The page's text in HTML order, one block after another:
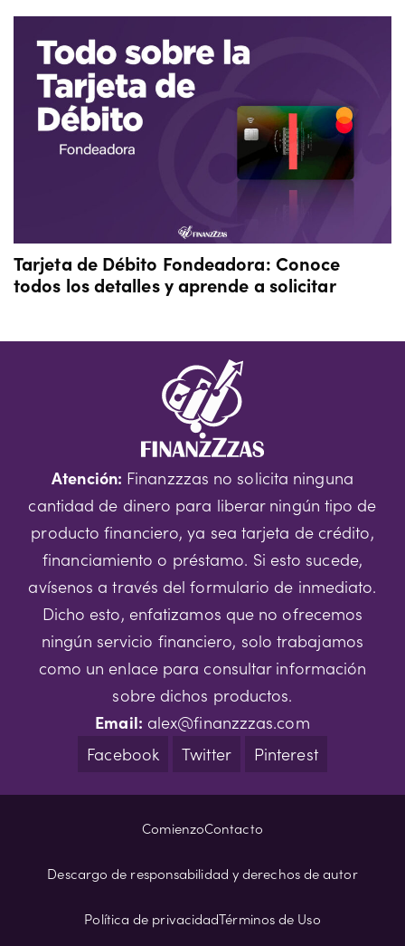
Tarjeta de Débito Fondeadora: Conoce
todos los detalles y aprende a solicitar
Atención: Finanzzzas no solicita ninguna
cantidad de dinero para liberar ningún tipo de
producto financiero, ya sea tarjeta de crédito,
financiamiento o préstamo. Si esto sucede,
avísenos a través del formulario de inmediato.
Dicho esto, enfatizamos que no ofrecemos
ningún servicio financiero, solo trabajamos
como un enlace para consultar información
sobre dichos productos.
Email: alex@finanzzzas.com
Facebook
Twitter Pinterest
ComienzoContacto
Descargo de responsabilidad y derechos de autor
Política de privacidadTérminos de Uso